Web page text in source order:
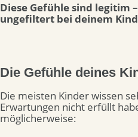
Diese Gefühle sind legitim
ungefiltert bei deinem
Die Gefühle deines
Die meisten Kinder wissen
Erwartungen nicht erfüllt
möglicherweise: